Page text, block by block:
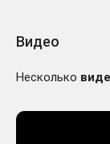
Видео
Несколько